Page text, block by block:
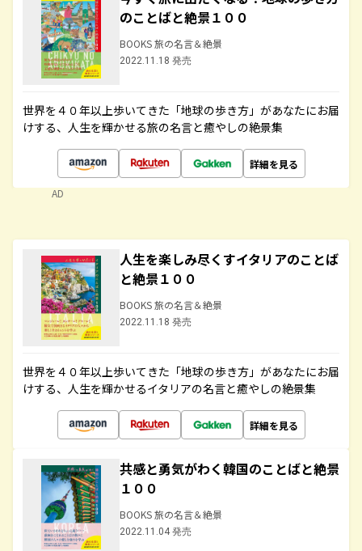
のことばと絶景１００
BOOKS 旅の名言＆絶景
2022.11.18 発売
世界を４０年以上歩いてきた「地球の歩き方」があなたにお届
けする、人生を輝かせる旅の名言と癒やしの絶景集
詳細を見る
AD
人生を楽しみ尽くすイタリアのことば
と絶景１００
BOOKS 旅の名言＆絶景
2022.11.18 発売
世界を４０年以上歩いてきた「地球の歩き方」があなたにお届
けする、人生を輝かせるイタリアの名言と癒やしの絶景集
詳細を見る
共感と勇気がわく韓国のことばと絶景
１００
BOOKS 旅の名言＆絶景
2022.11.04 発売